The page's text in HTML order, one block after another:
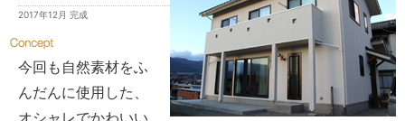
2017年12月 完成
今回も自然素材をふ
んだんに使用した、